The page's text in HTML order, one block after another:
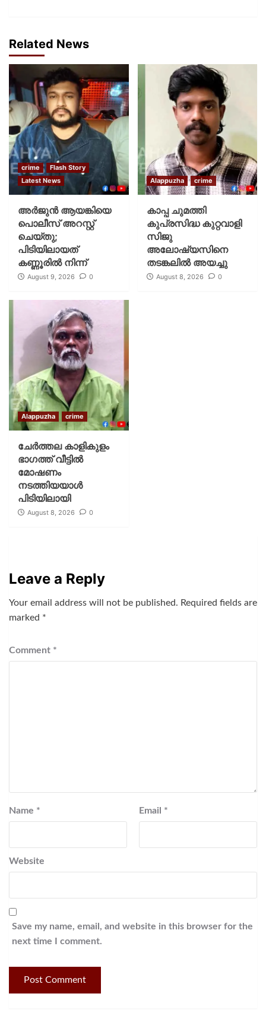
Related News
crime
Flash Story
Latest News
അർജുൻ ആയങ്കിയെ
പൊലീസ് അറസ്റ്റ്
ചെയ്‌തു;
പിടിയിലായത്
കണ്ണൂരിൽ നിന്ന്
August 9, 2026 0
Alappuzha crime
കാപ്പ ചുമത്തി
കുപ്രസിദ്ധ കുറ്റവാളി
സിജു
അലോഷ്യസിനെ
തടങ്കലിൽ അയച്ചു
August 8, 2026 0
Alappuzha crime
ചേർത്തല കാളികുളം
ഭാഗത്ത് വീട്ടിൽ
മോഷണം
നടത്തിയയാൾ
പിടിയിലായി
August 8, 2026 0
Leave a Reply
Your email address will not be published. Required fields are
marked *
Comment *
Name * Email *
Website
Save my name, email, and website in this browser for the
next time I comment.